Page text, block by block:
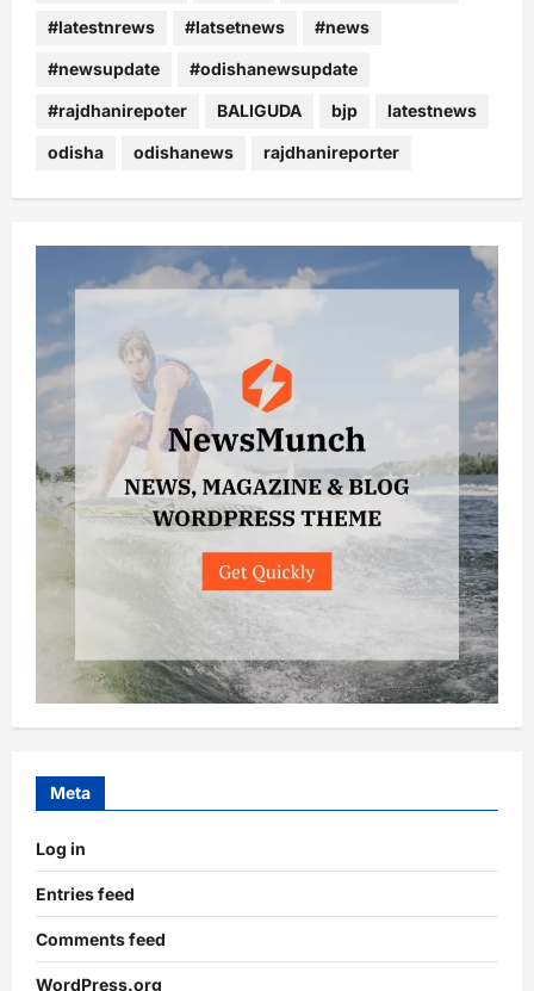
#latestnrews #latsetnews #news
#newsupdate #odishanewsupdate
#rajdhanirepoter BALIGUDA bjp latestnews
odisha odishanews rajdhanireporter
Meta
Log in
Entries feed
Comments feed
WordPress.org